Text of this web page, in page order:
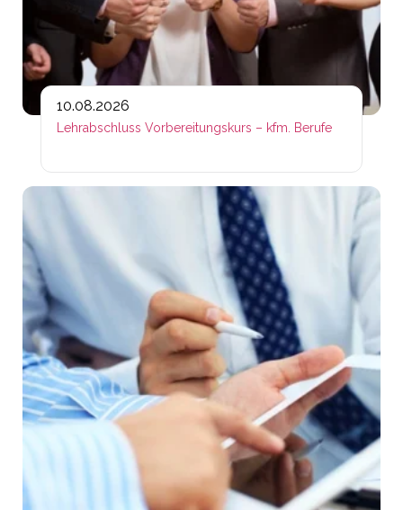
10.08.2026
Lehrabschluss Vorbereitungskurs – kfm. Berufe